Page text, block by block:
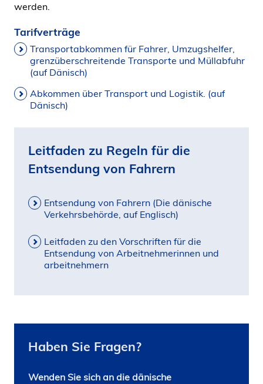
werden.
Tarifverträge
Transportabkommen für Fahrer, Umzugshelfer,
grenzüberschreitende Transporte und Müllabfuhr
(auf Dänisch)
Abkommen über Transport und Logistik. (auf
Dänisch)
Leitfaden zu Regeln für die
Entsendung von Fahrern
Entsendung von Fahrern (Die dänische
Verkehrsbehörde, auf Englisch)
Leitfaden zu den Vorschriften für die
Entsendung von Arbeitnehmerinnen und
arbeitnehmern
Haben Sie Fragen?
Wenden Sie sich an die dänische